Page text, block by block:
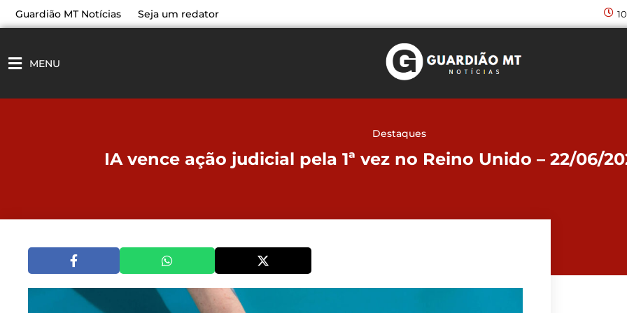
paraGuardião MT Notícias Seja um redator
MENU
Destaques
IA vence ação judicial pela 1ª vez no Reino Unido – 22/06/